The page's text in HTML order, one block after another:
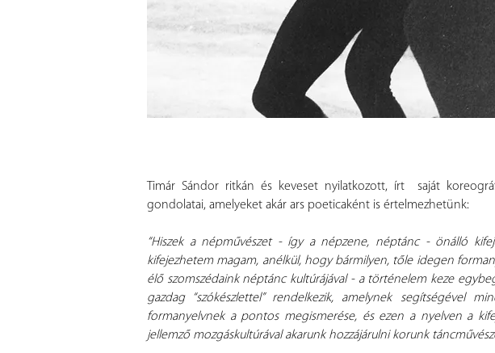
Timár Sándor ritkán és keveset nyilatkozott, írt saját
gondolatai, amelyeket akár ars poeticaként is értelmezhetünk:
“Hiszek a népművészet - így a népzene, néptánc - önálló
kifejezhetem magam, anélkül, hogy bármilyen, tőle idegen
élő szomszédaink néptánc kultúrájával - a történelem keze
gazdag “szókészlettel” rendelkezik, amelynek
formanyelvnek a pontos megismerése, és ezen a nyelven a
jellemző mozgáskultúrával akarunk hozzájárulni korunk